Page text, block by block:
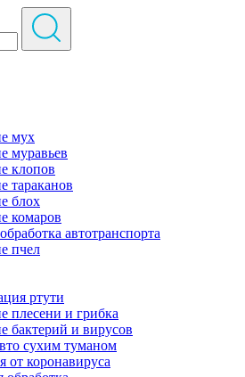
мух
муравьев
клопов
тараканов
блох
комаров
автотранспорта
пчел
ртути
плесени и грибка
бактерий и вирусов
сухим туманом
от коронавируса